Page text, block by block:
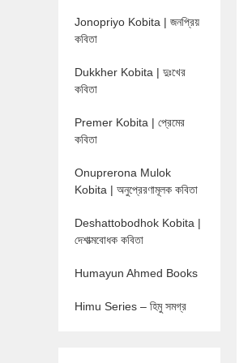
Jonopriyo Kobita | জনপ্রিয়
কবিতা
Dukkher Kobita | দুঃখের
কবিতা
Premer Kobita | প্রেমের
কবিতা
Onuprerona Mulok
Kobita | অনুপ্রেরণামূলক কবিতা
Deshattobodhok Kobita |
দেশাত্মবোধক কবিতা
Humayun Ahmed Books
Himu Series – হিমু সমগ্র